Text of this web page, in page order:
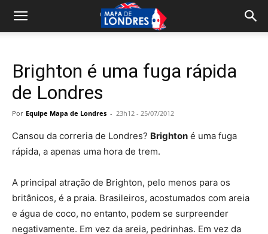
Brighton é uma fuga rápida
de Londres
Por Equipe Mapa de Londres - 23h12 - 25/07/2012
Cansou da correria de Londres? Brighton é uma fuga
rápida, a apenas uma hora de trem.
A principal atração de Brighton, pelo menos para os
britânicos, é a praia. Brasileiros, acostumados com areia
e água de coco, no entanto, podem se surpreender
negativamente. Em vez da areia, pedrinhas. Em vez da